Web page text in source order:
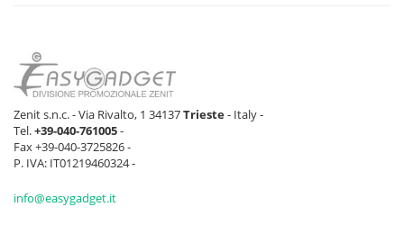
Zenit s.n.c. - Via Rivalto, 1 34137Trieste- Italy -
Tel.+39-040-761005-
Fax +39-040-3725826 -
P. IVA: IT01219460324 -
info@easygadget.it